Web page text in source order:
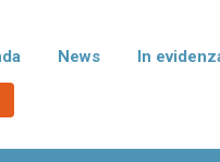
News In
Normablok Più